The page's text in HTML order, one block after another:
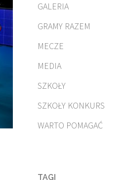
GALERIA
GRAMY RAZEM
MECZE
MEDIA
SZKOŁY
SZKOŁY KONKURS
WARTO POMAGAĆ
TAGI